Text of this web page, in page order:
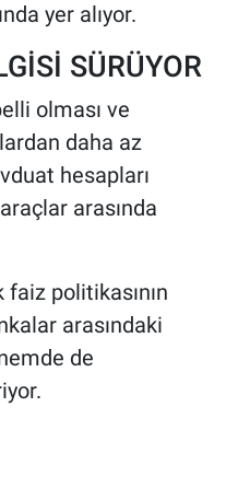
yer alıyor.
SÜRÜYOR
olması ve
daha az
hesapları
arasında
politikasının
arasındaki
de